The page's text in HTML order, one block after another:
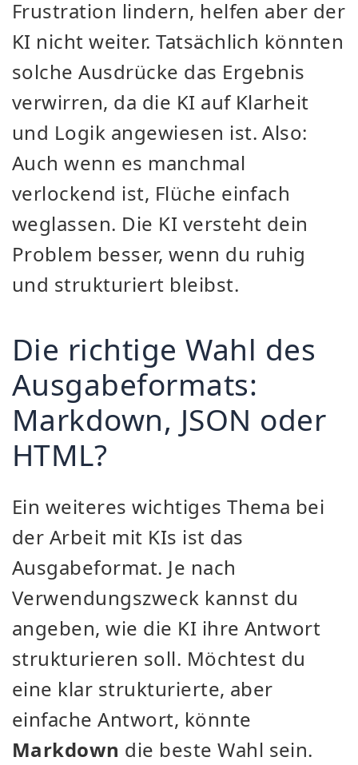
Frustration lindern, helfen aber der
KI nicht weiter. Tatsächlich könnten
solche Ausdrücke das Ergebnis
verwirren, da die KI auf Klarheit
und Logik angewiesen ist. Also:
Auch wenn es manchmal
verlockend ist, Flüche einfach
weglassen. Die KI versteht dein
Problem besser, wenn du ruhig
und strukturiert bleibst.
Die richtige Wahl des
Ausgabeformats:
Markdown, JSON oder
HTML?
Ein weiteres wichtiges Thema bei
der Arbeit mit KIs ist das
Ausgabeformat. Je nach
Verwendungszweck kannst du
angeben, wie die KI ihre Antwort
strukturieren soll. Möchtest du
eine klar strukturierte, aber
einfache Antwort, könnte
Markdown die beste Wahl sein.